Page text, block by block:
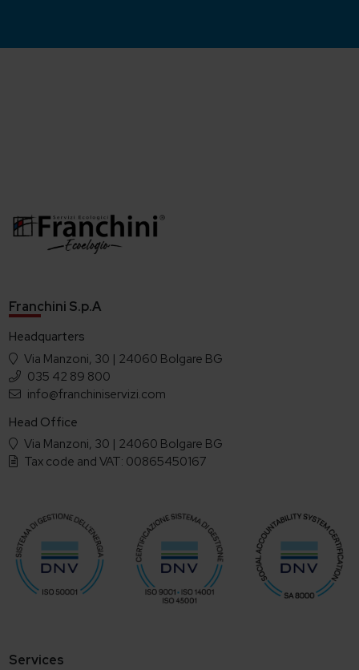
Franchini S.p.A
Headquarters
Via Manzoni, 30 | 24060 Bolgare BG
035 42 89 800
info@franchiniservizi.com
Head Office
Via Manzoni, 30 | 24060 Bolgare BG
Tax code and VAT: 00865450167
Services